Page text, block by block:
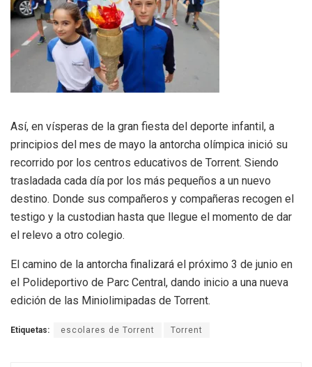
Así, en vísperas de la gran fiesta del deporte infantil, a
principios del mes de mayo la antorcha olímpica inició su
recorrido por los centros educativos de Torrent. Siendo
trasladada cada día por los más pequeños a un nuevo
destino. Donde sus compañeros y compañeras recogen el
testigo y la custodian hasta que llegue el momento de dar
el relevo a otro colegio.
El camino de la antorcha finalizará el próximo 3 de junio en
el Polideportivo de Parc Central, dando inicio a una nueva
edición de las Miniolimipadas de Torrent.
Etiquetas: escolares de Torrent Torrent